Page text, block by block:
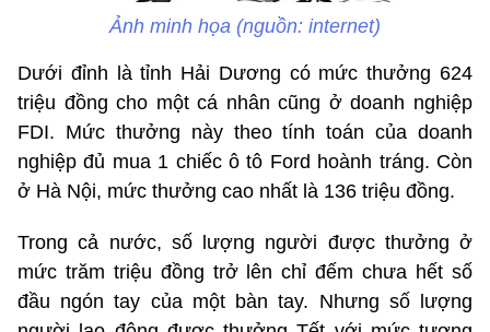
Ảnh minh họa (nguồn: internet)
Dưới đỉnh là tỉnh Hải Dương có mức thưởng 624
triệu đồng cho một cá nhân cũng ở doanh nghiệp
FDI. Mức thưởng này theo tính toán của doanh
nghiệp đủ mua 1 chiếc ô tô Ford hoành tráng. Còn
ở Hà Nội, mức thưởng cao nhất là 136 triệu đồng.
Trong cả nước, số lượng người được thưởng ở
mức trăm triệu đồng trở lên chỉ đếm chưa hết số
đầu ngón tay của một bàn tay. Nhưng số lượng